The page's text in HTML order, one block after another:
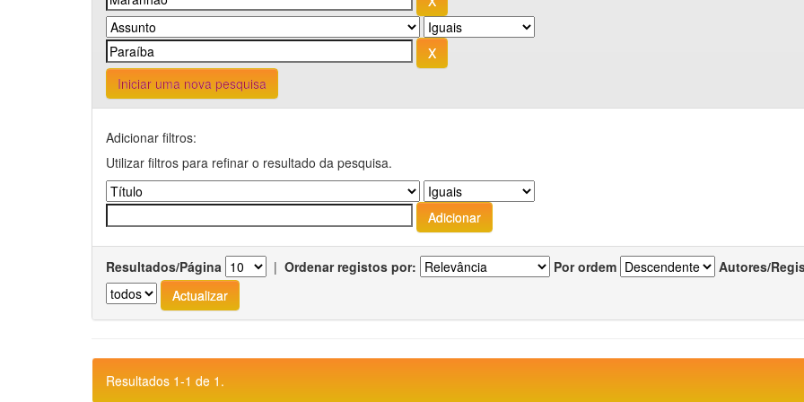
Iniciar uma nova pesquisa
Adicionar filtros:
Utilizar filtros para refinar o resultado da pesquisa.
Resultados/Página | Ordenar registos por: Por ordem Autores/
Resultados 1-1 de 1.